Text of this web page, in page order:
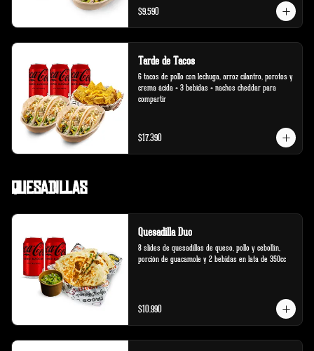
$9.590
Tarde de Tacos
6 tacos de pollo con lechuga, arroz cilantro, porotos y
crema ácida + 3 bebidas + nachos cheddar para
compartir
$17.390
Quesadillas
Quesadilla Duo
8 slides de quesadillas de queso, pollo y cebollín,
porción de guacamole y 2 bebidas en lata de 350cc
$10.990